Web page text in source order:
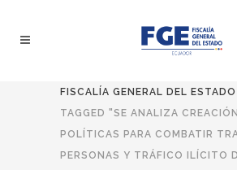
FISCALÍA GENERAL DEL ESTADO
TAGGED "SE ANALIZA
POLÍTICAS PARA COMBATIR
PERSONAS Y TRÁFICO ILÍCITO